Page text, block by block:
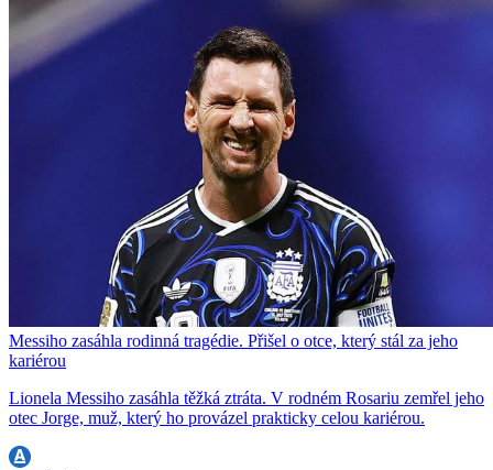
Messiho zasáhla rodinná tragédie. Přišel o otce, který stál za jeho
kariérou
Lionela Messiho zasáhla těžká ztráta. V rodném Rosariu zemřel jeho
otec Jorge, muž, který ho provázel prakticky celou kariérou.